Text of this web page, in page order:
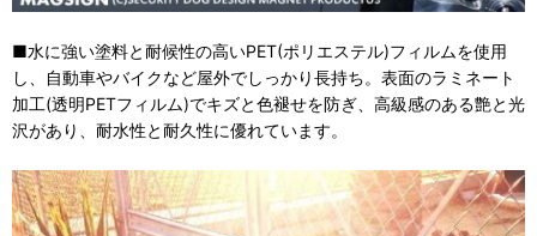
■水に強い塗料と耐候性の高いPET(ポリエステル)フィルムを使用
し、自動車やバイクなど屋外でしっかり長持ち。表面のラミネート
加工(透明PETフィルム)でキズと色褪せを防ぎ、高級感のある艶と光
沢があり、耐水性と耐久性に優れています。